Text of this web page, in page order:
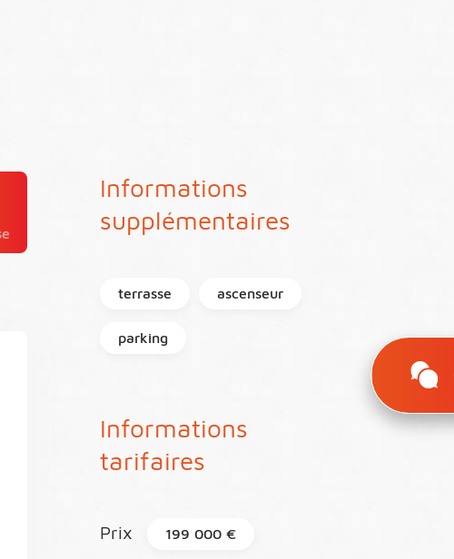
Informations
supplémentaires
terrasse ascenseur
parking
Informations
tarifaires
Prix 199 000 €